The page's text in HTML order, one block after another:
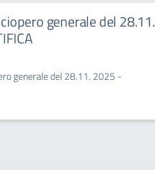
generale del 28.11.
generale del 28.11. 2025 -